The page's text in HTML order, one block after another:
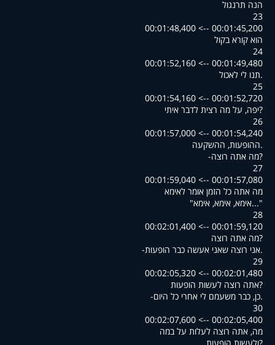
הנה תרנגול
23
00:01:45,200 --> 00:01:48,400
הוא קורא בקול
24
00:01:49,480 --> 00:01:52,160
.תנו לי לאכול
25
00:01:52,720 --> 00:01:54,160
?יפה, על מה רצית לדבר איתי
26
00:01:54,240 --> 00:01:57,000
.ההופעות, ההשקעה
?מה אתה רוצה-
27
00:01:57,080 --> 00:01:59,040
מה אתה כל הזמן אומר לאימא
"...אימא, אימא, אימא"
28
00:01:59,120 --> 00:02:01,400
?מה אתה רוצה
.אני רוצה שאני אעשה כבר הופעות-
29
00:02:01,480 --> 00:02:05,320
?אתה רוצה לעשות הופעות
.כן, כבר משעמם לי אחרי כל היום-
30
00:02:05,400 --> 00:02:07,600
מה, אתה רוצה לעלות על במה
?ולעשות הופעות